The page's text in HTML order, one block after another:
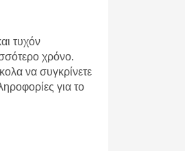
τυχόν
χρόνο.
να συγκρίνετε
για το